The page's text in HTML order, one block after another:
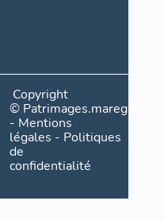
Copyright
©
- Mentions
légales - Politiques
de
confidentialité